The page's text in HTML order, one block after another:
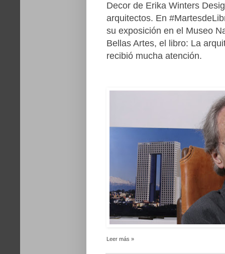
Decor de Erika Winters
arquitectos. En
su exposición en el Museo
Bellas Artes, el libro: La
recibió mucha atención.
Leer más »